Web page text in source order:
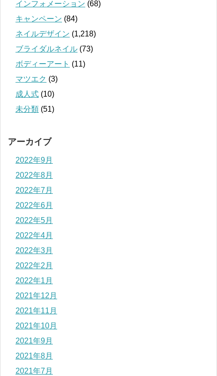
インフォメーション (68)
キャンペーン (84)
ネイルデザイン (1,218)
ブライダルネイル (73)
ボディーアート (11)
マツエク (3)
成人式 (10)
未分類 (51)
アーカイブ
2022年9月
2022年8月
2022年7月
2022年6月
2022年5月
2022年4月
2022年3月
2022年2月
2022年1月
2021年12月
2021年11月
2021年10月
2021年9月
2021年8月
2021年7月